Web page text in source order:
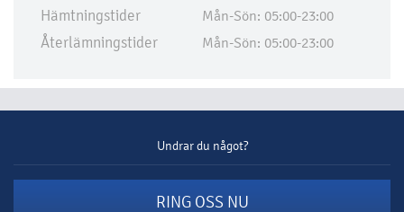
Hämtningstider Mån-Sön: 05:00-23:00
Återlämningstider Mån-Sön: 05:00-23:00
Undrar du något?
RING OSS NU